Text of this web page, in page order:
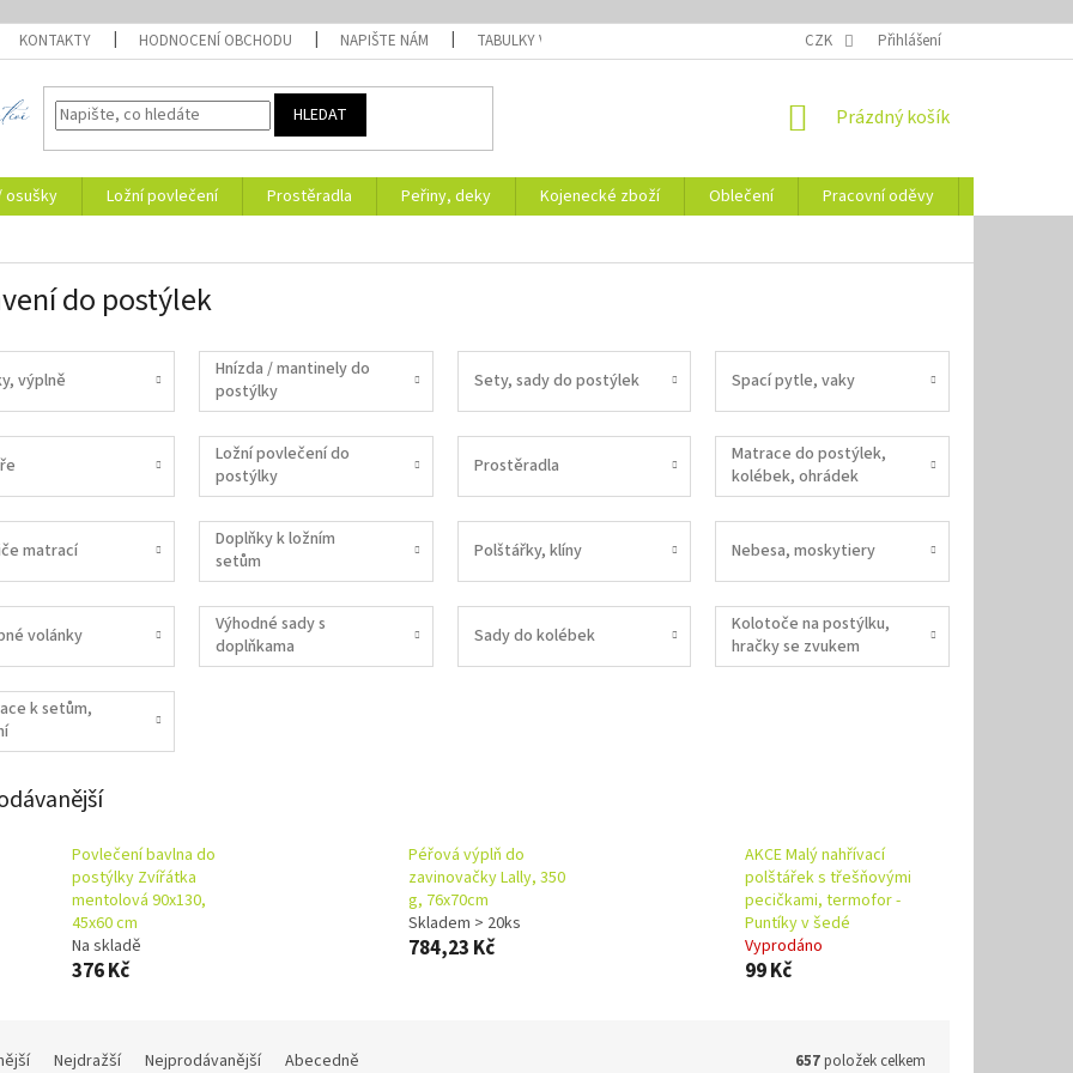
KONTAKTY HODNOCENÍ OBCHODU NAPIŠTE NÁM TABULKY VELIKOSTÍ NÁVODY NA ÚDRŽBU
CZK Přihlášení
HLEDAT
NÁKUPNÍ
Prázdný košík
osušky Ložní povlečení Prostěradla Peřiny, deky Kojenecké zboží Oblečení Pracovní oděvy
do postýlek
výplně
Hnízda / mantinely do
postýlky
Sety, sady do postýlek Spací pytle, vaky
Ložní povlečení do
postýlky
Prostěradla
Matrace do postýlek,
kolébek, ohrádek
matrací
Doplňky k ložním
setům
Polštářky, klíny Nebesa, moskytiery
volánky
Výhodné sady s
doplňkama
Sady do kolébek
Kolotoče na postýlku,
hračky se zvukem
k setům,
Povlečení bavlna do
postýlky Zvířátka
mentolová 90x130,
45x60 cm
Na skladě
376 Kč
Péřová výplň do
zavinovačky Lally, 350
g, 76x70cm
Skladem > 20ks
784,23 Kč
AKCE Malý nahřívací
polštářek s třešňovými
pecičkami, termofor -
Puntíky v šedé
Vyprodáno
99 Kč
Nejdražší Nejprodávanější Abecedně 657položek celkem